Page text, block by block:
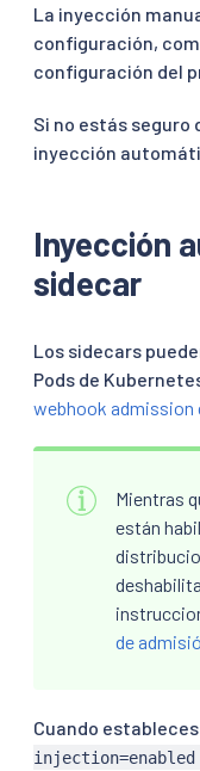
La inyección
configuración,
configuración del
Si no estás seguro
inyección
Inyección
sidecar
Los sidecars
Pods de
webhook admission
Mientras
están
de
Cuando
injection=enabled